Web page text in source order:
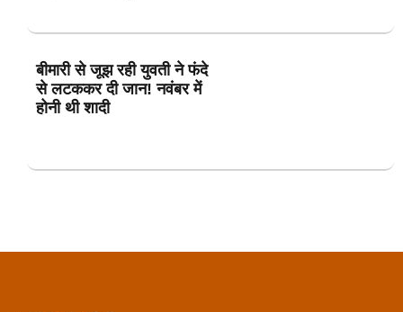
बीमारी से जूझ रही युवती ने फंदे
से लटककर दी जान! नवंबर में
होनी थी शादी